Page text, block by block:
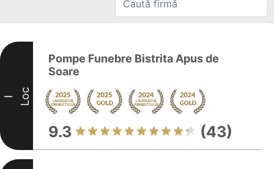
I Loc
Pompe Funebre Bistrita Apus de
Soare
9.3 (43)